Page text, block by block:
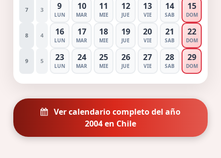
7 3 9
LUN
10
MAR
11
MIE
12
JUE
13
VIE
14
SAB
15
DOM
8 4 16
LUN
17
MAR
18
MIE
19
JUE
20
VIE
21
SAB
22
DOM
9 5 23
LUN
24
MAR
25
MIE
26
JUE
27
VIE
28
SAB
29
DOM
Ver calendario completo del año
2004 en Chile